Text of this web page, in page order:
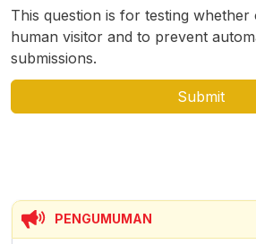
This question is for testing
human visitor and to prevent
submissions.
PENGUMUMAN